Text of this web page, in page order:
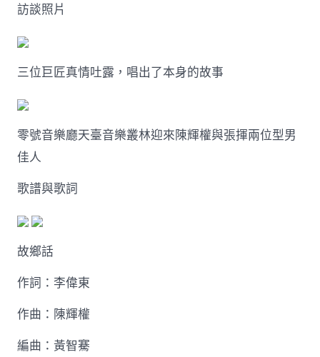
訪談照片
三位巨匠真情吐露，唱出了本身的故事
零號音樂廳天臺音樂叢林迎來陳輝權與張揮兩位型男
佳人
歌譜與歌詞
故鄉話
作詞：李偉東
作曲：陳輝權
編曲：黃智騫